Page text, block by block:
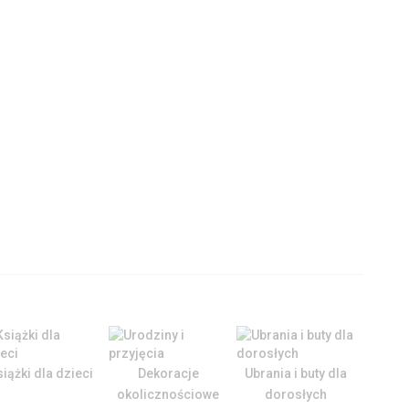
dla dzieci
Dekoracje
okolicznościowe
Ubrania i buty dla
dorosłych